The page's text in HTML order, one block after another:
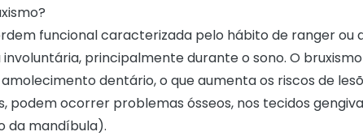
funcional caracterizada pelo hábito de ranger ou
principalmente durante o sono. O
dentário, o que aumenta os riscos de
podem ocorrer problemas ósseos, nos tecidos
da mandíbula).